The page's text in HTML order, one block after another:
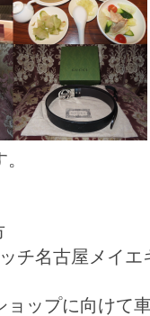
チ名古屋メイ
ョップに向けて